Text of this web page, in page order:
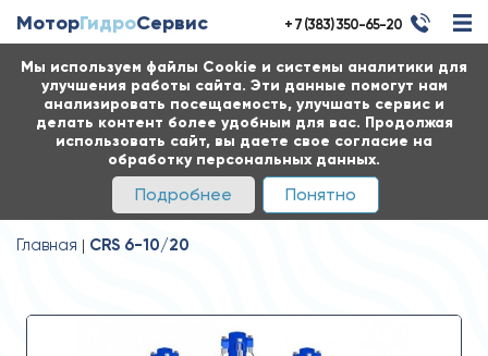
Мы используем файлы Cookie и системы аналитики для
улучшения работы сайта. Эти данные помогут нам
анализировать посещаемость, улучшать сервис и
делать контент более удобным для вас. Продолжая
использовать сайт, вы даете свое согласие на
обработку персональных данных.
Подробнее Понятно
МоторГидроСервис + 7 (383) 350-65-20
Главная CRS 6-10/20